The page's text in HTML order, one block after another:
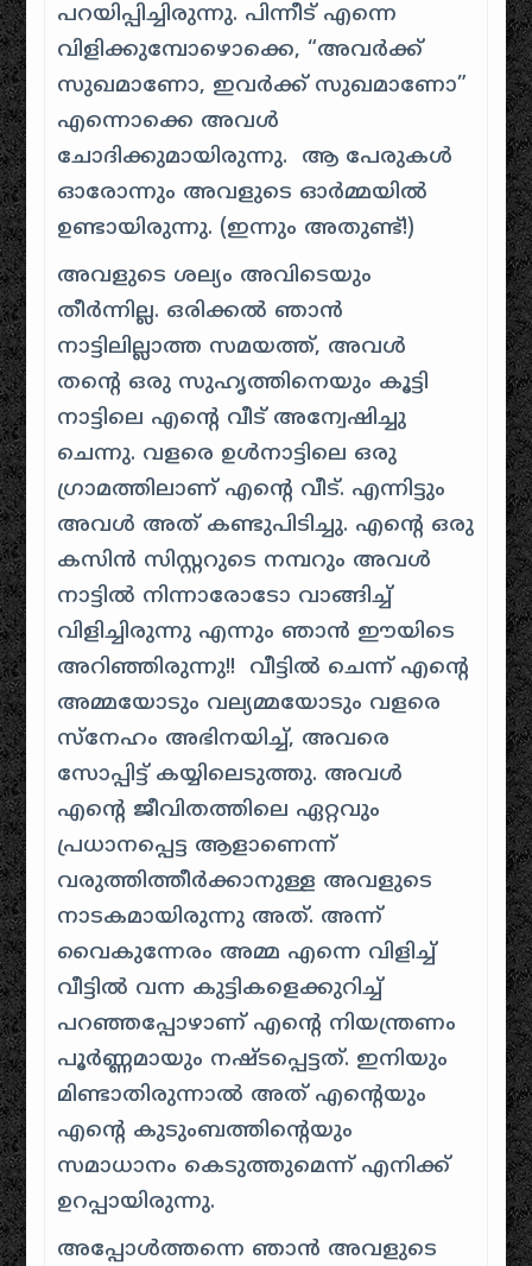
പറയിപ്പിച്ചിരുന്നു. പിന്നീട് എന്നെ
വിളിക്കുമ്പോഴൊക്കെ, “അവർക്ക്
സുഖമാണോ, ഇവർക്ക് സുഖമാണോ”
എന്നൊക്കെ അവൾ
ചോദിക്കുമായിരുന്നു. ആ പേരുകൾ
ഓരോന്നും അവളുടെ ഓർമ്മയിൽ
ഉണ്ടായിരുന്നു. (ഇന്നും അതുണ്ട്!)
അവളുടെ ശല്യം അവിടെയും
തീർന്നില്ല. ഒരിക്കൽ ഞാൻ
നാട്ടിലില്ലാത്ത സമയത്ത്, അവൾ
തൻ്റെ ഒരു സുഹൃത്തിനെയും കൂട്ടി
നാട്ടിലെ എൻ്റെ വീട് അന്വേഷിച്ചു
ചെന്നു. വളരെ ഉൾനാട്ടിലെ ഒരു
ഗ്രാമത്തിലാണ് എൻ്റെ വീട്. എന്നിട്ടും
അവൾ അത് കണ്ടുപിടിച്ചു. എൻ്റെ ഒരു
കസിൻ സിസ്റ്ററുടെ നമ്പറും അവൾ
നാട്ടിൽ നിന്നാരോടോ വാങ്ങിച്ച്
വിളിച്ചിരുന്നു എന്നും ഞാൻ ഈയിടെ
അറിഞ്ഞിരുന്നു!! വീട്ടിൽ ചെന്ന് എൻ്റെ
അമ്മയോടും വല്യമ്മയോടും വളരെ
സ്നേഹം അഭിനയിച്ച്, അവരെ
സോപ്പിട്ട് കയ്യിലെടുത്തു. അവൾ
എൻ്റെ ജീവിതത്തിലെ ഏറ്റവും
പ്രധാനപ്പെട്ട ആളാണെന്ന്
വരുത്തിത്തീർക്കാനുള്ള അവളുടെ
നാടകമായിരുന്നു അത്. അന്ന്
വൈകുന്നേരം അമ്മ എന്നെ വിളിച്ച്
വീട്ടിൽ വന്ന കുട്ടികളെക്കുറിച്ച്
പറഞ്ഞപ്പോഴാണ് എൻ്റെ നിയന്ത്രണം
പൂർണ്ണമായും നഷ്ടപ്പെട്ടത്. ഇനിയും
മിണ്ടാതിരുന്നാൽ അത് എൻ്റെയും
എൻ്റെ കുടുംബത്തിൻ്റെയും
സമാധാനം കെടുത്തുമെന്ന് എനിക്ക്
ഉറപ്പായിരുന്നു.
അപ്പോൾത്തന്നെ ഞാൻ അവളുടെ